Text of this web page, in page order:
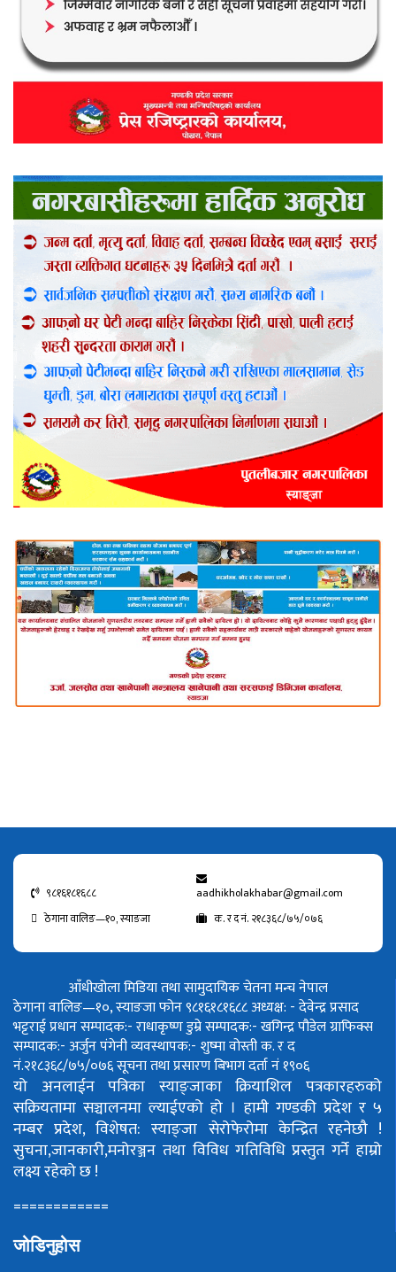
९८१६१८१६८८
aadhikholakhabar@gmail.com
ठेगाना वालिङ—१०, स्याङजा
क. र द नं. २१८३६८/७५/०७६
आँधीखोला मिडिया तथा सामुदायिक चेतना मन्च नेपाल
ठेगाना वालिङ—१०, स्याङजा फोन ९८१६१८१६८८अध्यक्ष: - देवेन्द्र प्रसाद
भट्टराईप्रधान सम्पादक:- राधाकृष्ण डुम्रेसम्पादक:- खगिन्द्र पौडेलग्राफिक्स
सम्पादक:- अर्जुन पंगेनीव्यवस्थापक:- शुष्मा वोस्तीक. र द
नं.२१८३६८/७५/०७६सूचना तथा प्रसारण बिभाग दर्ता नं १९०६
यो अनलाईन पत्रिका स्याङ्जाका क्रियाशिल पत्रकारहरुको
सक्रियतामा सञ्चालनमा ल्याईएको हो । हामी गण्डकी प्रदेश र ५
नम्बर प्रदेश, विशेषत: स्याङ्जा सेरोफेरोमा केन्द्रित रहनेछौ !
सुचना,जानकारी,मनोरञ्जन तथा विविध गतिविधि प्रस्तुत गर्ने हाम्रो
लक्ष्य रहेको छ !
============
जोडिनुहोस